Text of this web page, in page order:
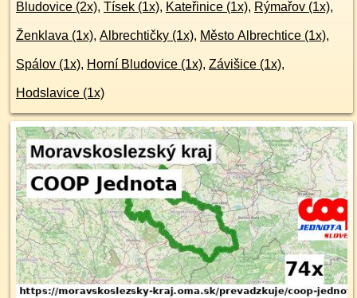
Bludovice (2x), Tísek (1x), Kateřinice (1x), Rýmařov (1x),
Ženklava (1x), Albrechtičky (1x), Město Albrechtice (1x),
Spálov (1x), Horní Bludovice (1x), Závišice (1x),
Hodslavice (1x)